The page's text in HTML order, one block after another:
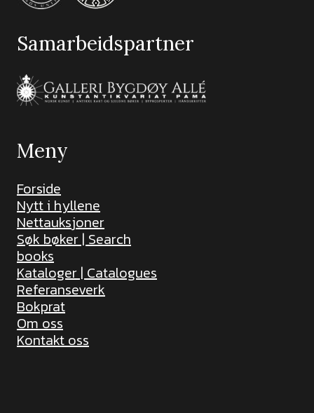
Samarbeidspartner
Meny
Forside
Nytt i hyllene
Nettauksjoner
Søk bøker | Search
books
Kataloger | Catalogues
Referanseverk
Bokprat
Om oss
Kontakt oss